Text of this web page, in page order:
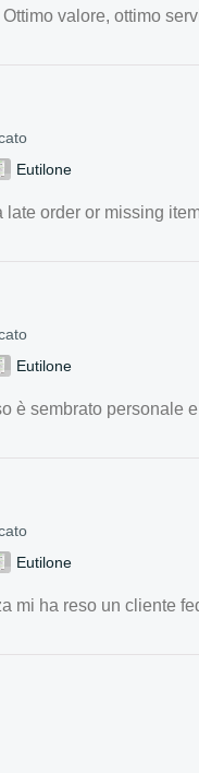
valore, ottimo
Eutilone
late order or missing
Eutilone
è sembrato personale
Eutilone
mi ha reso un cliente